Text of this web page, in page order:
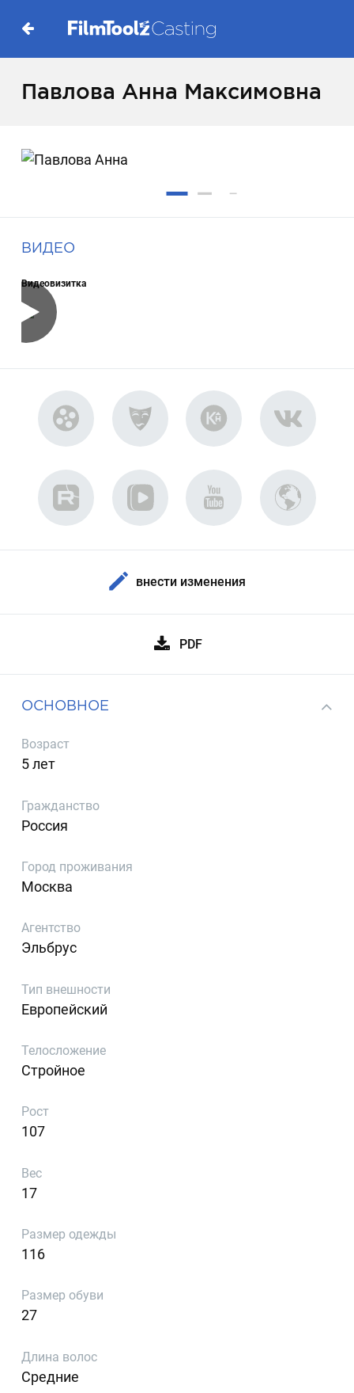
Павлова Анна Максимовна
ВИДЕО
Видеовизитка
внести изменения
PDF
ОСНОВНОЕ
Возраст
5 лет
Гражданство
Россия
Город проживания
Москва
Агентство
Эльбрус
Тип внешности
Европейский
Телосложение
Стройное
Рост
107
Вес
17
Размер одежды
116
Размер обуви
27
Длина волос
Средние